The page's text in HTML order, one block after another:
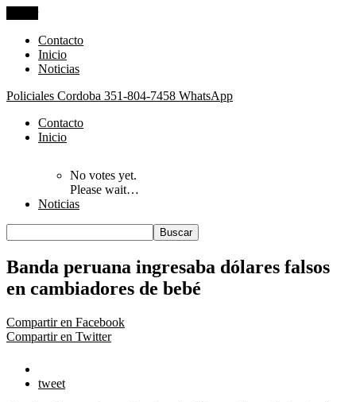
Contacto
Inicio
Noticias
Policiales Cordoba 351-804-7458 WhatsApp
Contacto
Inicio
No votes yet.
Please wait…
Noticias
Banda peruana ingresaba dólares falsos
en cambiadores de bebé
Compartir en Facebook
Compartir en Twitter
tweet